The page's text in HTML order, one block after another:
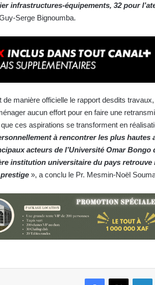
infrastructures-équipements, 32 pour
Serge Bignoumba.
de manière officielle le rapport desdits
aucun effort pour en faire une
ces aspirations se transforment en
à rencontrer les plus
acteurs de l’Université Omar
institution universitaire du pays
», a conclu le Pr. Mesmin-Noël
FacebookX